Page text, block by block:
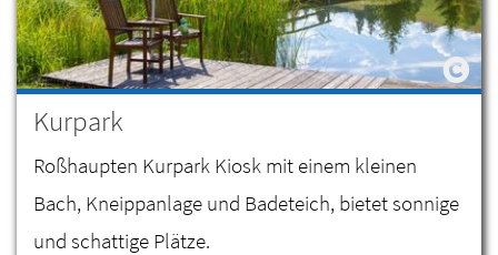
Kurpark
Roßhaupten Kurpark Kiosk mit einem kleinen
Bach, Kneippanlage und Badeteich, bietet sonnige
und schattige Plätze.